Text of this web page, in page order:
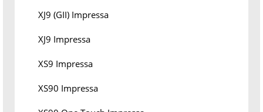
XJ9 (GII) Impressa
XJ9 Impressa
XS9 Impressa
XS90 Impressa